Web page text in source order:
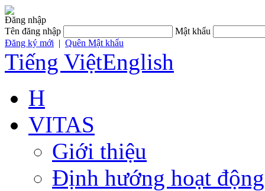
Đăng nhập
Tên đăng nhập
Mật khẩu
Đăng ký mới | Quên Mật khẩu
Tiếng ViệtEnglish
H
VITAS
Giới thiệu
Định hướng hoạt động